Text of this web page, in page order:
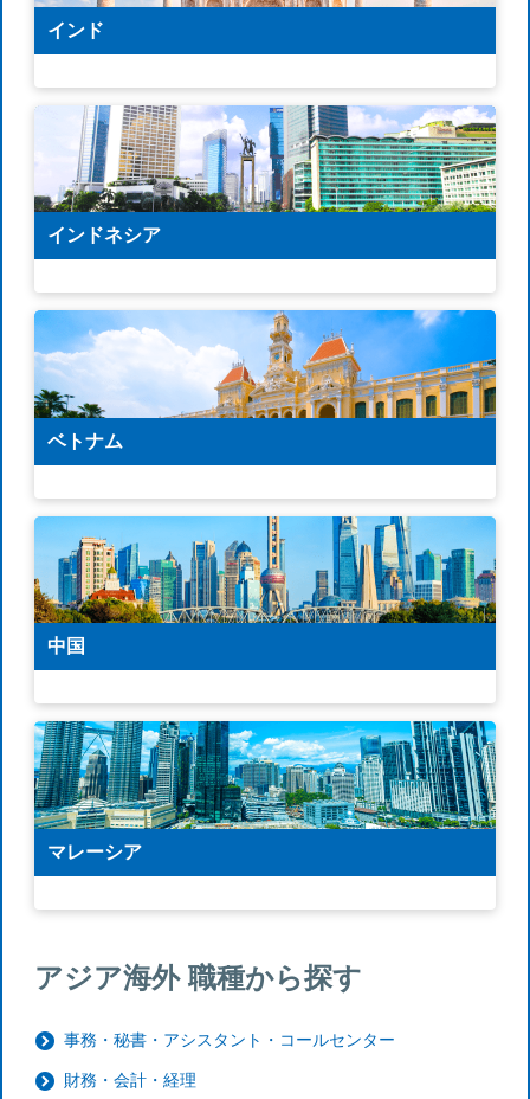
インド
インドネシア
ベトナム
中国
マレーシア
アジア海外 職種から探す
事務・秘書・アシスタント・コールセンター
財務・会計・経理